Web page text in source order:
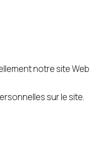
notre site Web
sur le site.